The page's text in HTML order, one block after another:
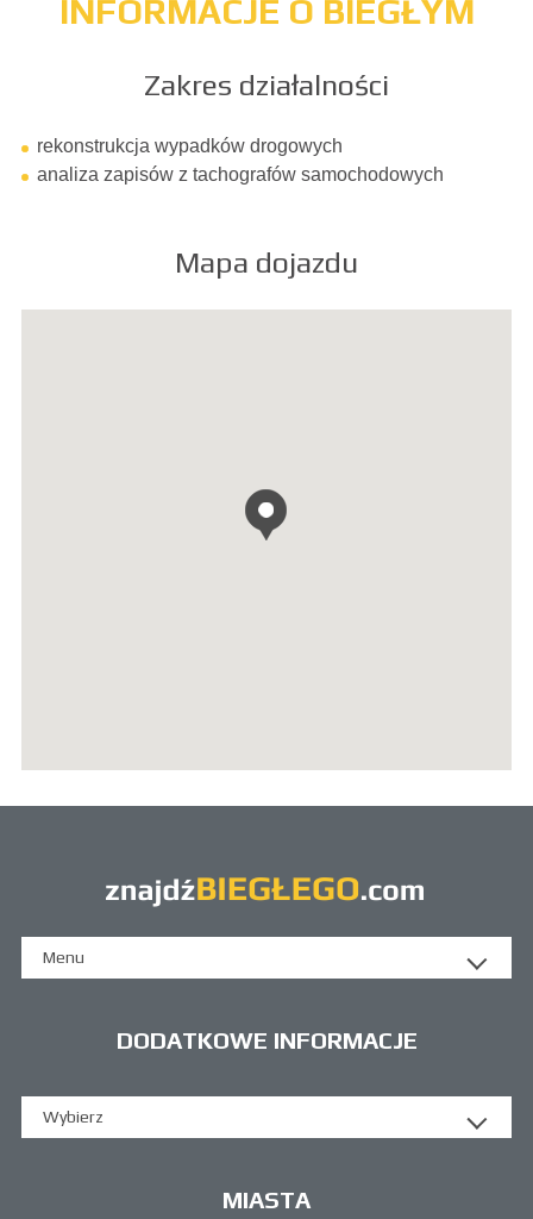
INFORMACJE O BIEGŁYM
Zakres działalności
rekonstrukcja wypadków drogowych
analiza zapisów z tachografów samochodowych
Mapa dojazdu
Menu
DODATKOWE INFORMACJE
Wybierz
MIASTA